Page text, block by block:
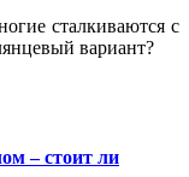
сталкиваются с
вариант?
– стоит ли